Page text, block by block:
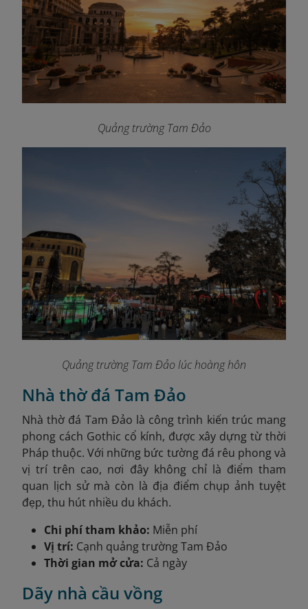
Quảng trường Tam Đảo
Quảng trường Tam Đảo lúc hoàng hôn
Nhà thờ đá Tam Đảo
Nhà thờ đá Tam Đảo là công trình kiến trúc mang
phong cách Gothic cổ kính, được xây dựng từ thời
Pháp thuộc. Với những bức tường đá rêu phong và
vị trí trên cao, nơi đây không chỉ là điểm tham
quan lịch sử mà còn là địa điểm chụp ảnh tuyệt
đẹp, thu hút nhiều du khách.
Chi phí tham khảo: Miễn phí
Vị trí: Cạnh quảng trường Tam Đảo
Thời gian mở cửa: Cả ngày
Dãy nhà cầu vồng